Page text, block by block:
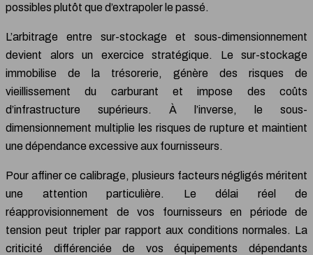
possibles plutôt que d’extrapoler le passé.
L’arbitrage entre sur-stockage et sous-dimensionnement
devient alors un exercice stratégique. Le sur-stockage
immobilise de la trésorerie, génère des risques de
vieillissement du carburant et impose des coûts
d’infrastructure supérieurs. À l’inverse, le sous-
dimensionnement multiplie les risques de rupture et maintient
une dépendance excessive aux fournisseurs.
Pour affiner ce calibrage, plusieurs facteurs négligés méritent
une attention particulière. Le délai réel de
réapprovisionnement de vos fournisseurs en période de
tension peut tripler par rapport aux conditions normales. La
criticité différenciée de vos équipements dépendants